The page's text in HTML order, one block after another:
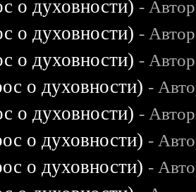
о духовности) -
о духовности) -
о духовности) -
о духовности) -
о духовности) -
о духовности) -
о духовности) -